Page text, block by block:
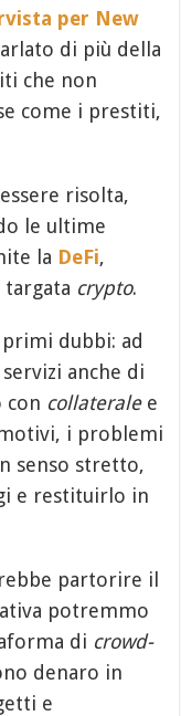
per New
di più della
che non
come i prestiti,
risolta,
le ultime
la DeFi,
targata crypto.
dubbi: ad
anche di
con collateralee
i problemi
senso stretto,
e restituirlo in
partorire il
potremmo
di crowd-
denaro in
e